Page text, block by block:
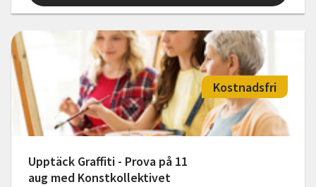
Upptäck Graffiti - Prova på 11
aug med Konstkollektivet
Kostnadsfri